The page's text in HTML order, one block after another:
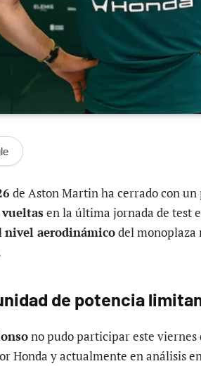
de Aston Martin ha cerrado con
en la última jornada de test
nivel aerodinámicodel monoplaza
de potencia
no pudo participar este viernes
Honda y actualmente en análisis